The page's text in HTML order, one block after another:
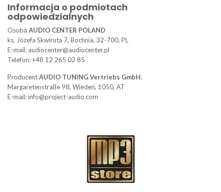
Informacja o podmiotach
odpowiedzialnych
Osoba AUDIO CENTER POLAND
ks. Józefa Skwiruta 7, Bochnia, 32-700, PL
E-mail: audiocenter@audiocenter.pl
Telefon: +48 12 265 02 85
ProducentAUDIO TUNING Vertriebs GmbH.
Margaretenstraße 98, Wiedeń, 1050, AT
E-mail: info@project-audio.com